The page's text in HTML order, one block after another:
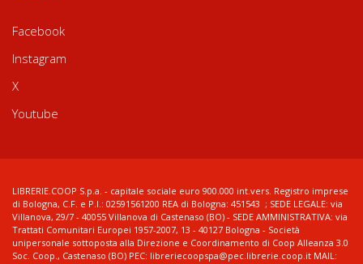
Facebook
Instagram
X
Youtube
LIBRERIE.COOP S.p.a. - capitale sociale euro 900.000 int.vers. Registro imprese
di Bologna, C.F. e P.I.: 02591561200 REA di Bologna: 451543 ; SEDE LEGALE: via
Villanova, 29/7 - 40055 Villanova di Castenaso (BO) - SEDE AMMINISTRATIVA: via
Trattati Comunitari Europei 1957-2007, 13 - 40127 Bologna - Società
unipersonale sottoposta alla Direzione e Coordinamento di Coop Alleanza 3.0
Soc. Coop., Castenaso (BO) PEC: libreriecoopspa@pec.librerie.coop.it MAIL: